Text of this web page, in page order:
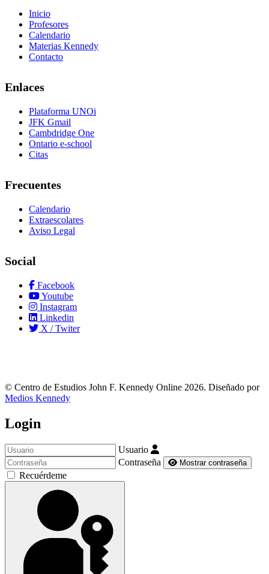
Inicio
Profesores
Calendario
Materias Kennedy
Contacto
Enlaces
Plataforma UNOi
JFK Gmail
Cambdridge One
Ontario e-school
Citas
Frecuentes
Calendario
Extraescolares
Aviso Legal
Social
Facebook
Youtube
Instagram
Linkedin
X / Twiter
© Centro de Estudios John F. Kennedy Online 2026. Diseñado por
Medios Kennedy
Login
Usuario
Contraseña
Mostrar contraseña
Recuérdeme